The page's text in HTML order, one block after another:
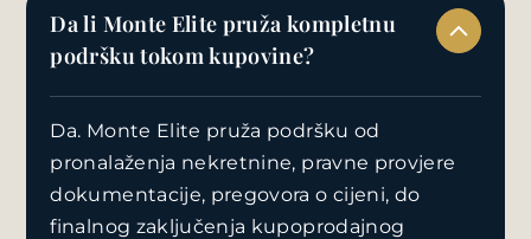
Da li Monte Elite pruža kompletnu
podršku tokom kupovine?
Da. Monte Elite pruža podršku od
pronalaženja nekretnine, pravne provjere
dokumentacije, pregovora o cijeni, do
finalnog zaključenja kupoprodajnog